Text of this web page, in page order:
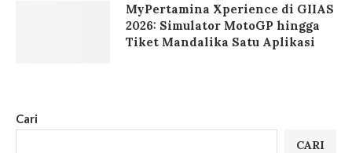
Cari
CARI
MyPertamina Xperience di GIIAS
2026: Simulator MotoGP hingga
Tiket Mandalika Satu Aplikasi